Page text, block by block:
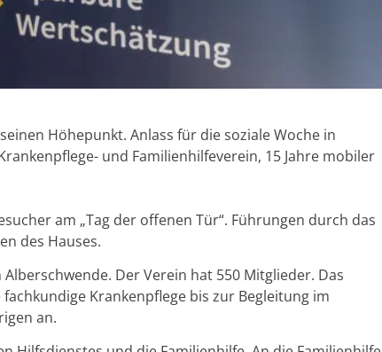
Höhepunkt. Anlass für die soziale Woche in
und Familienhilfeverein, 15 Jahre mobiler
am „Tag der offenen Tür“. Führungen durch das
des Hauses.
Der Verein hat 550 Mitglieder. Das
Krankenpflege bis zur Begleitung im
an.